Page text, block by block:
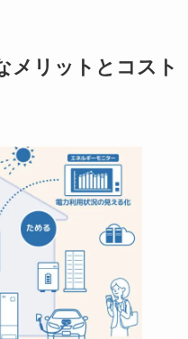
メリットとコスト